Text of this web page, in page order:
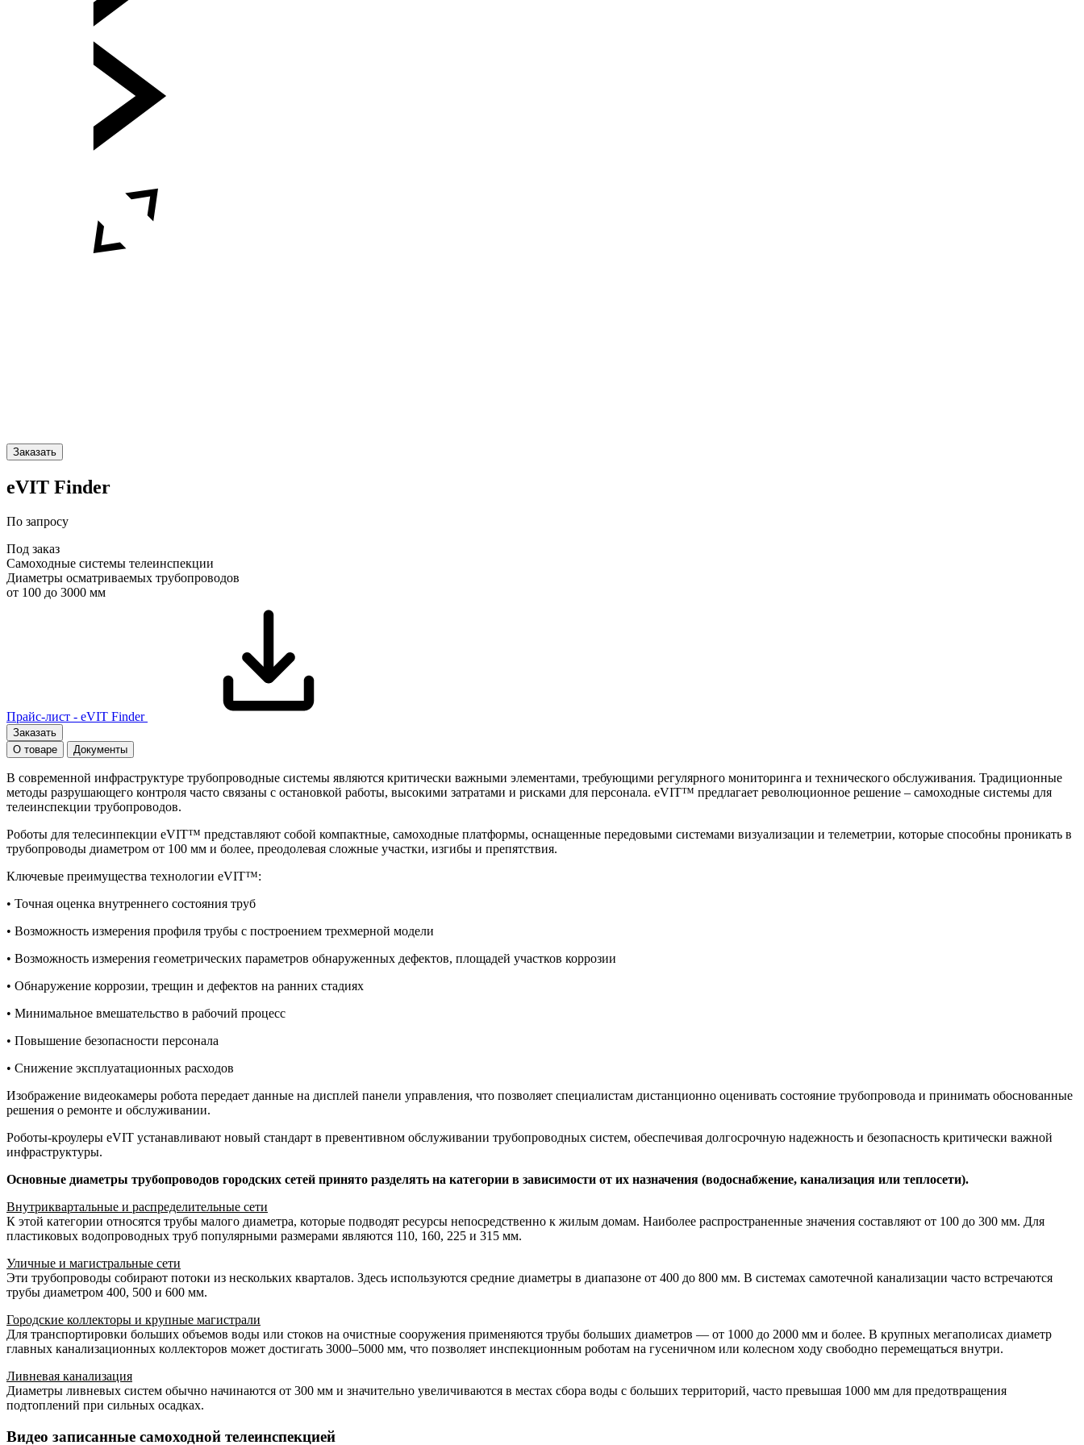
Заказать
eVIT Finder
По запросу
Под заказ
Самоходные системы телеинспекции
Диаметры осматриваемых трубопроводов
от 100 до 3000 мм
Прайс-лист - eVIT Finder
Заказать
О товаре
Документы
В современной инфраструктуре трубопроводные системы являются критически важными элементами, требующими регулярного мониторинга и технического обслуживания. Традиционные
методы разрушающего контроля часто связаны с остановкой работы, высокими затратами и рисками для персонала. eVIT™ предлагает революционное решение – самоходные системы для
телеинспекции трубопроводов.
Роботы для телесинпекции eVIT™ представляют собой компактные, самоходные платформы, оснащенные передовыми системами визуализации и телеметрии, которые способны проникать в
трубопроводы диаметром от 100 мм и более, преодолевая сложные участки, изгибы и препятствия.
Ключевые преимущества технологии eVIT™:
• Точная оценка внутреннего состояния труб
• Возможность измерения профиля трубы с построением трехмерной модели
• Возможность измерения геометрических параметров обнаруженных дефектов, площадей участков коррозии
• Обнаружение коррозии, трещин и дефектов на ранних стадиях
• Минимальное вмешательство в рабочий процесс
• Повышение безопасности персонала
• Снижение эксплуатационных расходов
Изображение видеокамеры робота передает данные на дисплей панели управления, что позволяет специалистам дистанционно оценивать состояние трубопровода и принимать обоснованные
решения о ремонте и обслуживании.
Роботы-кроулеры eVIT устанавливают новый стандарт в превентивном обслуживании трубопроводных систем, обеспечивая долгосрочную надежность и безопасность критически важной
инфраструктуры.
Основные диаметры трубопроводов городских сетей принято разделять на категории в зависимости от их назначения (водоснабжение, канализация или теплосети).
Внутриквартальные и распределительные сети
К этой категории относятся трубы малого диаметра, которые подводят ресурсы непосредственно к жилым домам. Наиболее распространенные значения составляют от 100 до 300 мм. Для
пластиковых водопроводных труб популярными размерами являются 110, 160, 225 и 315 мм.
Уличные и магистральные сети
Эти трубопроводы собирают потоки из нескольких кварталов. Здесь используются средние диаметры в диапазоне от 400 до 800 мм. В системах самотечной канализации часто встречаются
трубы диаметром 400, 500 и 600 мм.
Городские коллекторы и крупные магистрали
Для транспортировки больших объемов воды или стоков на очистные сооружения применяются трубы больших диаметров — от 1000 до 2000 мм и более. В крупных мегаполисах диаметр
главных канализационных коллекторов может достигать 3000–5000 мм, что позволяет инспекционным роботам на гусеничном или колесном ходу свободно перемещаться внутри.
Ливневая канализация
Диаметры ливневых систем обычно начинаются от 300 мм и значительно увеличиваются в местах сбора воды с больших территорий, часто превышая 1000 мм для предотвращения
подтоплений при сильных осадках.
Видео записанные самоходной телеинспекцией